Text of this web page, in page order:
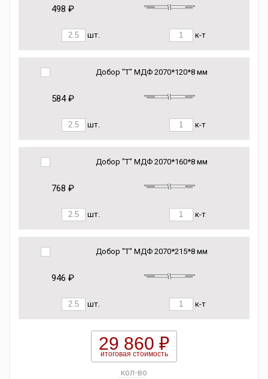
498 ₽
шт. к-т
Добор "Т" МДФ 2070*120*8 мм
584 ₽
шт. к-т
Добор "Т" МДФ 2070*160*8 мм
768 ₽
шт. к-т
Добор "Т" МДФ 2070*215*8 мм
946 ₽
шт. к-т
29 860 ₽
итоговая стоимость
кол-во